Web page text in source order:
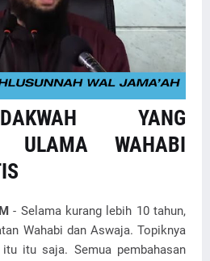
YANG
ULAMA WAHABI
- Selama kurang lebih 10 tahun,
Wahabi dan Aswaja. Topiknya
itu saja. Semua pembahasan